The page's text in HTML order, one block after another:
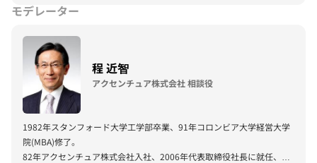
発以来、数々のサービス開発を手がけ、2002年に開発推進部 部長に就
ンジニアのトップとして楽天グループの急成長に貢献。2007年より技
術部隊の国際化に注力し、世界各国でのECサービスの提供及び世界中
に広がる楽天グループエンジニアの協力関係を構築。また、楽天テクノ
ロジーカンファレンスの企画などを通じて、社内外を問わずエンジニア
をエンパワーメントする取り組みにも注力している。2010 年、CIO
Magazine BEST CIO of theyear を受賞。取締役 常務執行役員、関連会
社のフュージョン・コミュニケーションズ社とテクマトリックス社の社
外取締役を現任。
モデレーター
程 近智
アクセンチュア株式会社 相談役
1982年スタンフォード大学工学部卒業、91年コロンビア大学経営大学
院(MBA)修了。
82年アクセンチュア株式会社入社、2006年代表取締役社長に就任、